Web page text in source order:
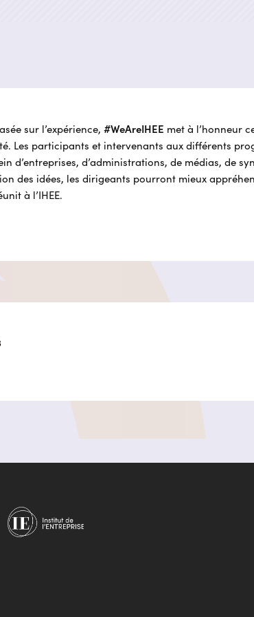
sur l’expérience, #WeAreIHEE met à l’honneur
Les participants et intervenants aux différents
d’entreprises, d’administrations, de médias, de
des idées, les dirigeants pourront mieux
à l’IHEE.